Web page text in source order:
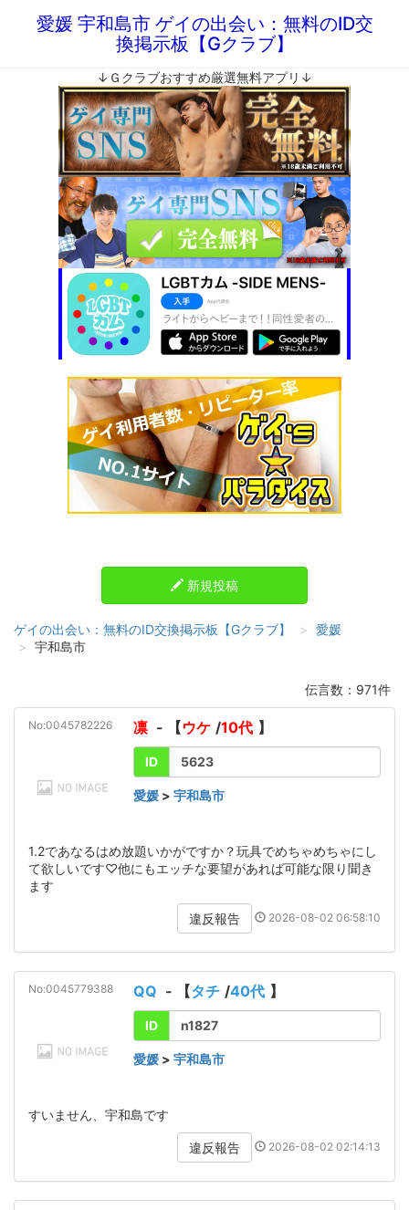
愛媛 宇和島市 ゲイの出会い：無料のID交
換掲示板【Gクラブ】
↓Ｇクラブおすすめ厳選無料アプリ↓
新規投稿
ゲイの出会い：無料のID交換掲示板【Gクラブ】
愛媛
宇和島市
伝言数：971件
No:0045782226 凛 - 【ウケ /10代 】
ID 5623
愛媛 > 宇和島市
1.2であなるはめ放題いかがですか？玩具でめちゃめちゃにし
て欲しいです♡他にもエッチな要望があれば可能な限り聞き
ます
違反報告 2026-08-02 06:58:10
No:0045779388 QQ - 【タチ /40代 】
ID n1827
愛媛 > 宇和島市
すいません、宇和島です
違反報告 2026-08-02 02:14:13